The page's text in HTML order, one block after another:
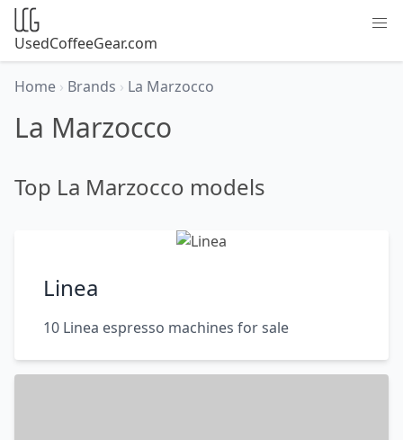
UsedCoffeeGear.com
Home › Brands › La Marzocco
La Marzocco
Top La Marzocco models
Linea
10 Linea espresso machines for sale